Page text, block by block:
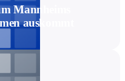
Mannheims
auskommt